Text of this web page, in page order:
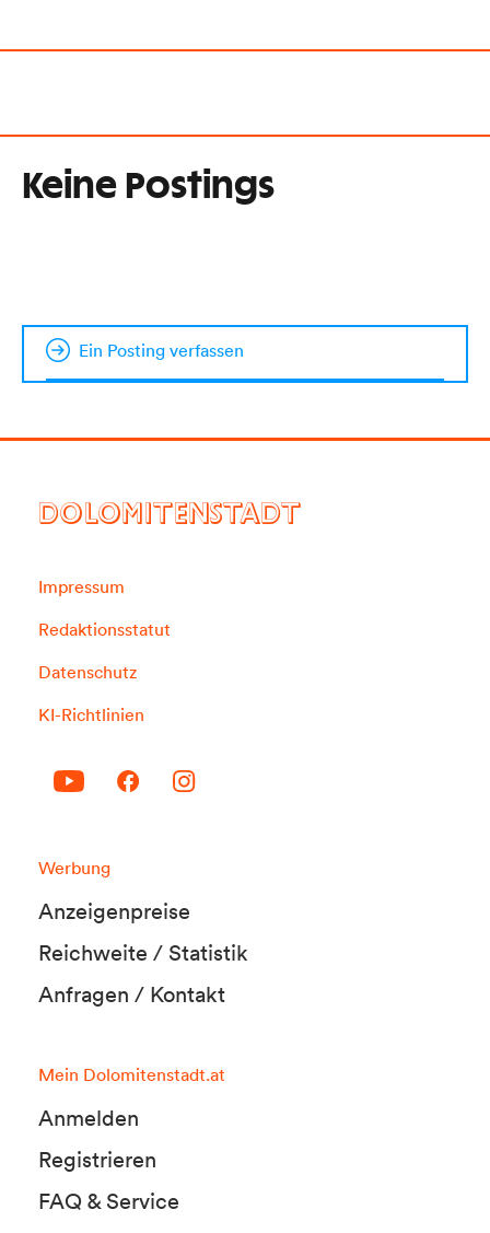
Keine Postings
Ein Posting verfassen
DOLOMITENSTADT
Impressum
Redaktionsstatut
Datenschutz
KI-Richtlinien
Werbung
Anzeigenpreise
Reichweite / Statistik
Anfragen / Kontakt
Mein Dolomitenstadt.at
Anmelden
Registrieren
FAQ & Service